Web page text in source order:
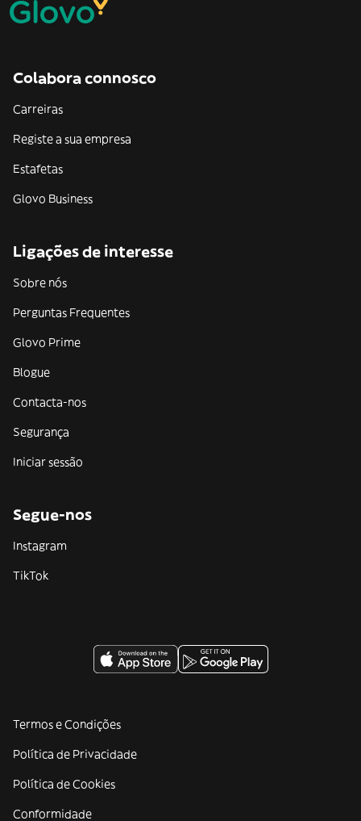
Colabora connosco
Carreiras
Registe a sua empresa
Estafetas
Glovo Business
Ligações de interesse
Sobre nós
Perguntas Frequentes
Glovo Prime
Blogue
Contacta-nos
Segurança
Iniciar sessão
Segue-nos
Instagram
TikTok
Termos e Condições
Política de Privacidade
Política de Cookies
Conformidade